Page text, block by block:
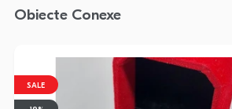
Obiecte Conexe
SALE